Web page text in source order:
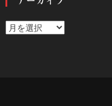
ア